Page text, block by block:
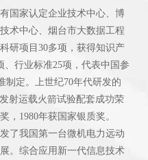
国家认定企业技术中心、博
术中心、烟台市大数据工程
研项目30多项，获得知识产
、行业标准25项，代表中国参
制定。上世纪70年代研发的
射运载火箭试验配套成功荣
，1980年获国家银质奖。
了我国第一台微机电力远动
。综合应用新一代信息技术